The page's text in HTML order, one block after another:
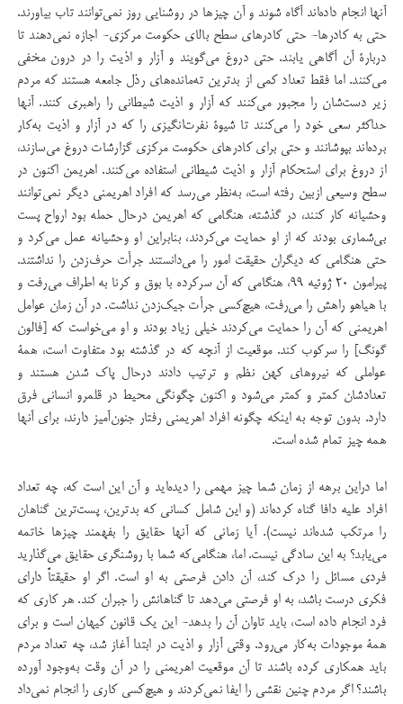
آنها انجام داده‌اند آگاه شوند و آن چیزها در روشنایی روز نمی‌توانند تاب بیاورند.
حتی به كادرها- حتی كادرهای سطح بالای حكومت مركزی- اجازه نمی‌دهند تا
دربارۀ آن آگاهی یابند. حتی دروغ می‌گویند و آزار و اذیت را در درون مخفی
می‌كنند. اما فقط تعداد کمی از بدترین ته‌مانده‌های رذل جامعه هستند كه مردم
زیر دست‌شان را مجبور می‌كنند که آزار و اذیت شیطانی را راهبری كنند. آنها
حداكثر سعی‌ خود را می‌كنند تا شیوۀ‌ نفرت‌انگیزی را كه در آزار و اذیت به‌كار
‌برده‌اند بپوشانند و حتی برای كادرهای حكومت مركزی گزارشات دروغ می‌سازند،
از دروغ برای استحكام آزار و اذیت شیطانی استفاده می‌كنند. اهریمن اكنون در
سطح وسیعی ازبین رفته است، به‌نظر می‌رسد كه افراد اهریمنی دیگر نمی‌توانند
وحشیانه كار كنند، در گذشته، هنگامی كه اهریمن درحال حمله بود ارواح پست
بی‌شماری بودند كه از او حمایت می‌كردند، بنابراین او وحشیانه عمل می‌كرد و
حتی هنگامی كه دیگران حقیقت امور را می‌دانستند جرأت حرف‌زدن را نداشتند.
پیرامون ۲۰ ژوئیه ۹۹، هنگامی كه آن سركرده با بوق و كرنا به اطراف می‌رفت و
با هیاهو راهش را می‌رفت، هیچ‌كسی جرأت جیك‌زدن نداشت. در آن زمان عوامل
اهریمنی که آن را حمایت می‌كردند خیلی زیاد بودند و او می‌خواست كه [فالون
گونگ] را سركوب كند. موقعیت از آنچه كه در گذشته بود متفاوت است، همۀ
عواملی که نیروهای کهن نظم و ترتیب دادند درحال پاک ‌شدن هستند و
تعدادشان كمتر و كمتر می‌شود و اكنون چگونگی محیط در قلمرو انسانی فرق
دارد. بدون توجه به اینکه چگونه افراد اهریمنی رفتار جنون‌آمیز دارند، برای آنها
همه چیز تمام شده است.
اما در‌این برهه از زمان شما چیز مهمی را دیده‌اید و آن این است كه، چه تعداد
افراد ‌علیه دافا گناه كرده‌اند (و این شامل كسانی كه بد‌ترین، پست‌ترین گناهان
را مرتكب شده‌اند نیست). آیا زمانی كه آنها حقایق را بفهمند چیز‌ها خاتمه
می‌یابد؟ به این سادگی نیست. اما، هنگامی‌كه شما با روشنگری حقایق می‌گذارید
فردی مسائل را درك كند، آن دادن فرصتی به او است. اگر او حقیقتاً دارای
فكری درست باشد، به او فرصتی می‌دهد تا گناهانش را جبران کند. هر كاری كه
فرد انجام داده است، باید تاوان آن را بدهد- این یک قانون كیهان است و برای
همۀ موجودات به‌کار می‌رود. وقتی آزار و اذیت در ابتدا آغاز شد، چه تعداد مردم
‌باید همكاری كرده ‌باشند تا آن موقعیت اهریمنی را در آن وقت به‌وجود آورده
باشند؟ اگر مردم چنین نقشی را ایفا نمی‌كردند و هیچ‌كسی كاری را انجام نمی‌داد